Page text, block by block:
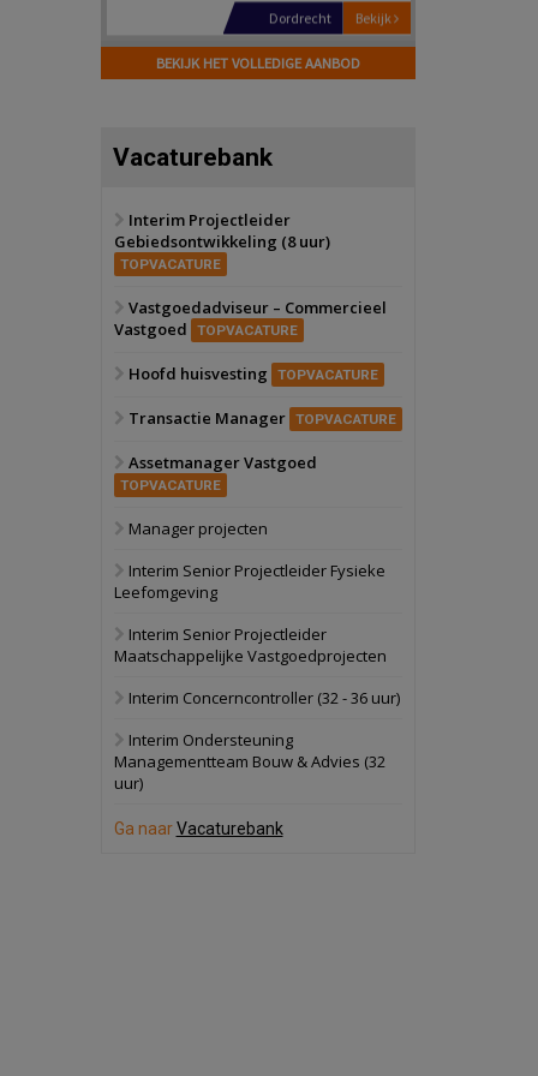
Bekijk
Hilversum
17 september 2026
Voormalig
Zwanenburg
6 oktober 2026
Oranje
28 september 2026
bedrijventerrein
Bekijk
Schuinesloot
politiebureau
17 september 2026
Voormalig
BEKIJK HET VOLLEDIGE AANBOD
Vacaturebank
Interim Projectleider
Gebiedsontwikkeling (8 uur)
TOPVACATURE
Vastgoedadviseur – Commercieel
Vastgoed
TOPVACATURE
Hoofd huisvesting TOPVACATURE
Transactie Manager TOPVACATURE
Assetmanager Vastgoed
TOPVACATURE
Manager projecten
Interim Senior Projectleider Fysieke
Leefomgeving
Interim Senior Projectleider
Maatschappelijke Vastgoedprojecten
Interim Concerncontroller (32 - 36 uur)
Interim Ondersteuning
Managementteam Bouw & Advies (32
uur)
Ga naarVacaturebank